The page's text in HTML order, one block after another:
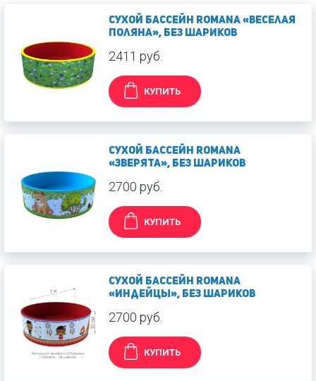
Сухой бассейн Romana «Веселая
поляна», без шариков
2411 руб.
КУПИТЬ
Сухой бассейн Romana
«Зверята», без шариков
2700 руб.
КУПИТЬ
Сухой бассейн Romana
«Индейцы», без шариков
2700 руб.
КУПИТЬ